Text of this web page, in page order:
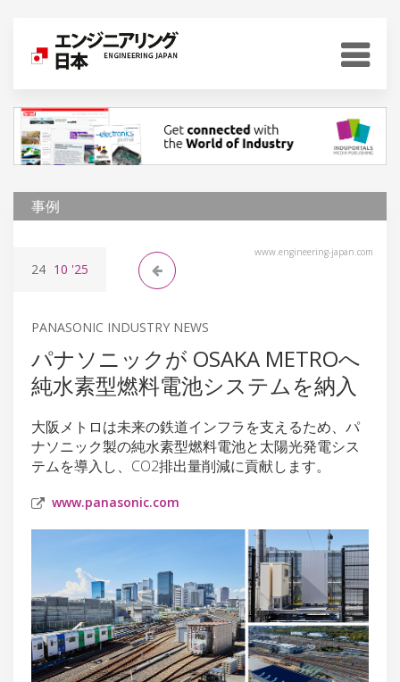
事例
www.engineering-japan.com
24 10 '25
PANASONIC INDUSTRY NEWS
パナソニックが OSAKA METROへ
純水素型燃料電池システムを納入
大阪メトロは未来の鉄道インフラを支えるため、パ
ナソニック製の純水素型燃料電池と太陽光発電シス
テムを導入し、CO2排出量削減に貢献します。
www.panasonic.com